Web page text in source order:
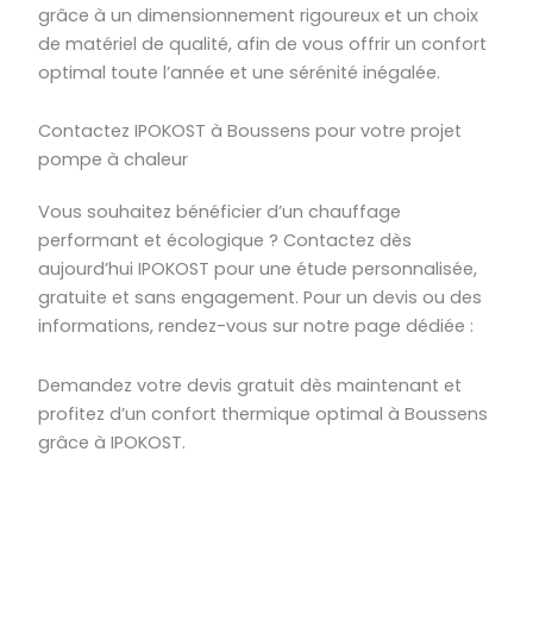
grâce à un dimensionnement rigoureux et un choix
de matériel de qualité, afin de vous offrir un confort
optimal toute l’année et une sérénité inégalée.
Contactez IPOKOST à Boussens pour votre projet
pompe à chaleur
Vous souhaitez bénéficier d’un chauffage
performant et écologique ? Contactez dès
aujourd’hui IPOKOST pour une étude personnalisée,
gratuite et sans engagement. Pour un devis ou des
informations, rendez-vous sur notre page dédiée :
Demandez votre devis gratuit dès maintenant et
profitez d’un confort thermique optimal à Boussens
grâce à IPOKOST.